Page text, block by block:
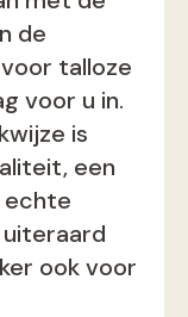
de
talloze
voor u in.
is
een
echte
ook voor